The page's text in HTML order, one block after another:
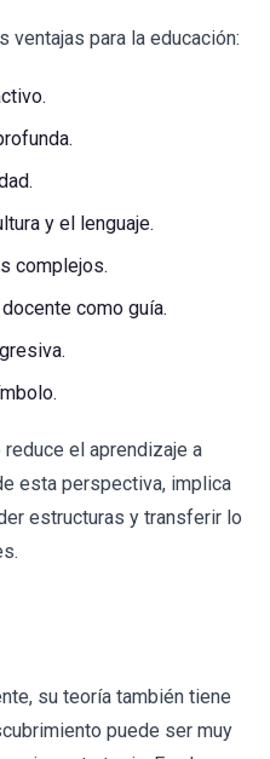
ventajas para la educación:
y el lenguaje.
complejos.
como guía.
el aprendizaje a
esta perspectiva, implica
estructuras y transferir lo
su teoría también tiene
puede ser muy